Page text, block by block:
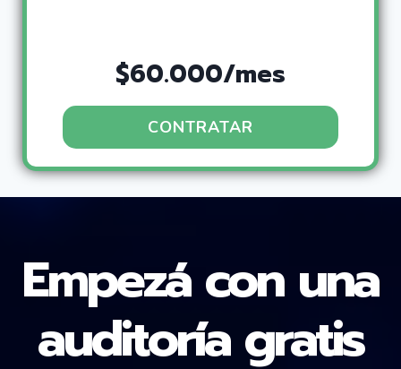
$60.000/mes
CONTRATAR
Empezá con una
auditoría gratis